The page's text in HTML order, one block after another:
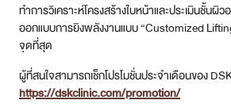
ทำการวิเคราะห์โครงสร้างใบหน้าและประเมินชั้นผิ
ออกแบบการยิงพลังงานแบบ “Customized
จุดที่สุด
ผู้ที่สนใจสามารถเช็กโปรโมชั่นประจำเดือนของ
https://dskclinic.com/promotion/